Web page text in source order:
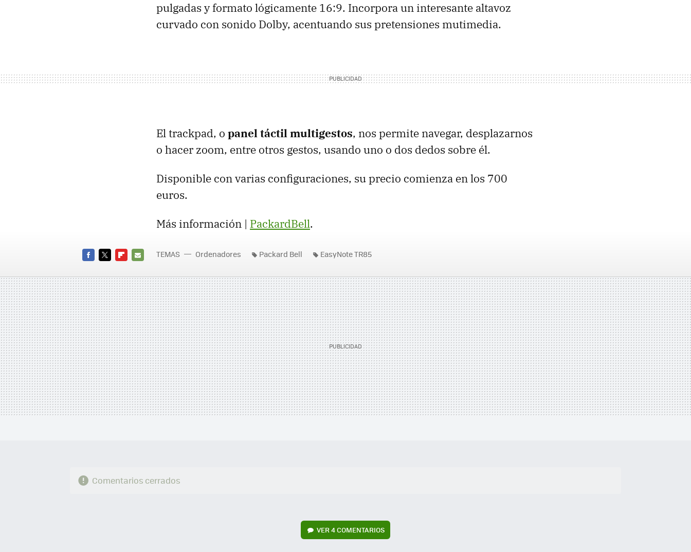
pulgadas y formato lógicamente 16:9. Incorpora un interesante altavoz
curvado con sonido Dolby, acentuando sus pretensiones mutimedia.
El trackpad, o panel táctil multigestos, nos permite navegar, desplazarnos
o hacer zoom, entre otros gestos, usando uno o dos dedos sobre él.
Disponible con varias configuraciones, su precio comienza en los 700
euros.
Más información | PackardBell.
MAIL
TEMAS Ordenadores Packard Bell EasyNote TR85
Comentarios cerrados
VER4 COMENTARIOS